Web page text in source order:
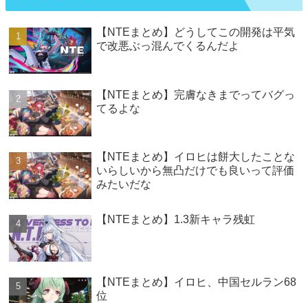
【NTEまとめ】どうしてこの開発は平気
で改悪ぶっ混んでくるんだよ
【NTEまとめ】完膚なきまでってバグっ
てるよな
【NTEまとめ】イロヒは餅大したことな
いらしいから無凸だけでも良いって評価
みたいだな
【NTEまとめ】1.3新キャラ残虹
【NTEまとめ】イロヒ、中国セルラン68
位